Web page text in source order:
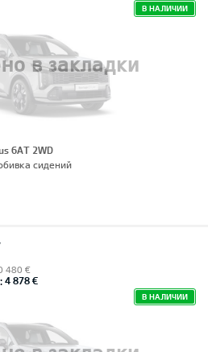
в закладки
В НАЛИЧИИ
6AT 2WD
сидений
480 €
4 878 €
В НАЛИЧИИ